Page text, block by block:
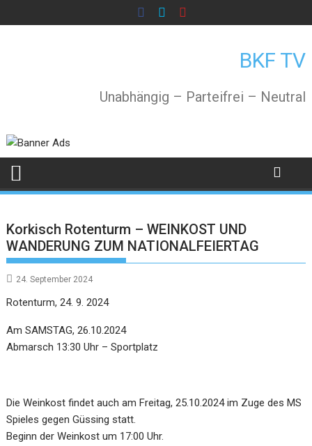
to
BKF TV
Unabhängig – Parteifrei – Neutral
Korkisch Rotenturm – WEINKOST UND
WANDERUNG ZUM NATIONALFEIERTAG
24. September 2024
Rotenturm, 24. 9. 2024
Am SAMSTAG, 26.10.2024
Abmarsch 13:30 Uhr – Sportplatz
Die Weinkost findet auch am Freitag, 25.10.2024 im Zuge des MS
Spieles gegen Güssing statt.
Beginn der Weinkost um 17:00 Uhr.